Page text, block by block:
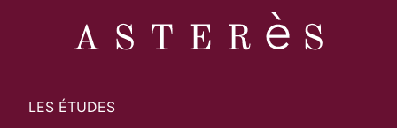
LES ÉTUDES